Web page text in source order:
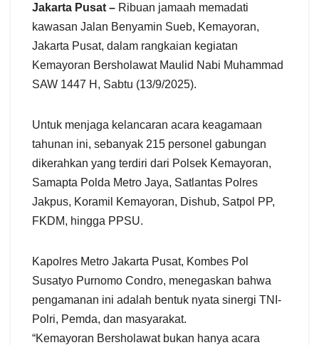
Jakarta Pusat – Ribuan jamaah memadati
kawasan Jalan Benyamin Sueb, Kemayoran,
Jakarta Pusat, dalam rangkaian kegiatan
Kemayoran Bersholawat Maulid Nabi Muhammad
SAW 1447 H, Sabtu (13/9/2025).
Untuk menjaga kelancaran acara keagamaan
tahunan ini, sebanyak 215 personel gabungan
dikerahkan yang terdiri dari Polsek Kemayoran,
Samapta Polda Metro Jaya, Satlantas Polres
Jakpus, Koramil Kemayoran, Dishub, Satpol PP,
FKDM, hingga PPSU.
Kapolres Metro Jakarta Pusat, Kombes Pol
Susatyo Purnomo Condro, menegaskan bahwa
pengamanan ini adalah bentuk nyata sinergi TNI-
Polri, Pemda, dan masyarakat.
“Kemayoran Bersholawat bukan hanya acara